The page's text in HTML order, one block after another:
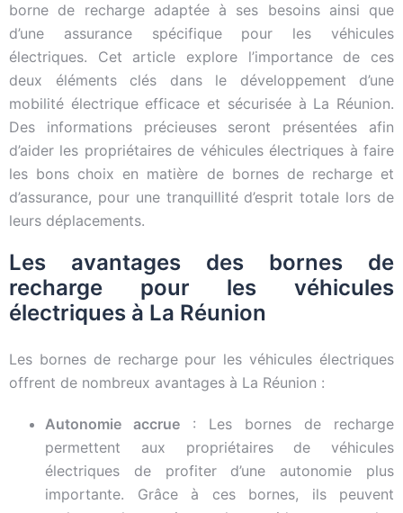
borne de recharge adaptée à ses besoins ainsi que
d’une assurance spécifique pour les véhicules
électriques. Cet article explore l’importance de ces
deux éléments clés dans le développement d’une
mobilité électrique efficace et sécurisée à La Réunion.
Des informations précieuses seront présentées afin
d’aider les propriétaires de véhicules électriques à faire
les bons choix en matière de bornes de recharge et
d’assurance, pour une tranquillité d’esprit totale lors de
leurs déplacements.
Les avantages des bornes de
recharge pour les véhicules
électriques à La Réunion
Les bornes de recharge pour les véhicules électriques
offrent de nombreux avantages à La Réunion :
Autonomie accrue : Les bornes de recharge
permettent aux propriétaires de véhicules
électriques de profiter d’une autonomie plus
importante. Grâce à ces bornes, ils peuvent